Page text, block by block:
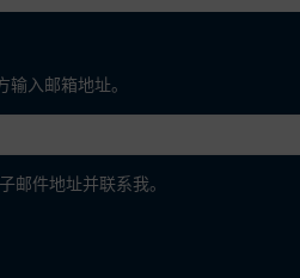
入邮箱地址。
邮件地址并联系我。